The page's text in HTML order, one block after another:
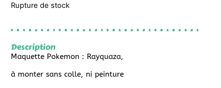
Rupture de stock
Description
Maquette Pokemon : Rayquaza,
à monter sans colle, ni peinture